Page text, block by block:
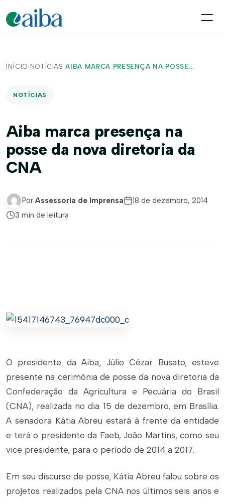
INÍCIO/ NOTÍCIAS /AIBA MARCA PRESENÇA NA POSSE...
NOTÍCIAS
Aiba marca presença na
posse da nova diretoria da
CNA
Por Assessoria de Imprensa
18 de dezembro, 2014
3 min de leitura
O presidente da Aiba, Júlio Cézar Busato, esteve
presente na cerimônia de posse da nova diretoria da
Confederação da Agricultura e Pecuária do Brasil
(CNA), realizada no dia 15 de dezembro, em Brasília.
A senadora Kátia Abreu estará à frente da entidade
e terá o presidente da Faeb, João Martins, como seu
vice presidente, para o período de 2014 a 2017.
Em seu discurso de posse, Kátia Abreu falou sobre os
projetos realizados pela CNA nos últimos seis anos e